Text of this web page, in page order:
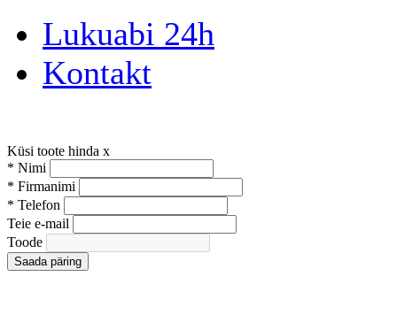
Lukuabi 24h
Kontakt
Küsi toote hinda x
* Nimi
* Firmanimi
* Telefon
Teie e-mail
Toode